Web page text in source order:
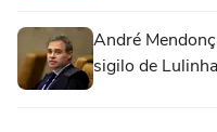
André
sigilo de